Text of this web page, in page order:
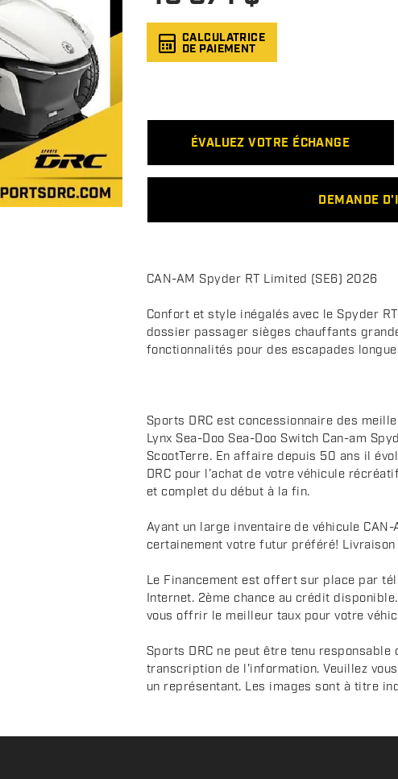
CALCULATRICE
DE PAIEMENT
ÉVALUEZ VOTRE ÉCHANGE
DEMANDE
D
s
c
r
t
i
o
n
CAN-AM Spyder RT Limited (SE6) 2026
Confort et style inégalés avec le Spyder
dossier passager sièges chauffants
fonctionnalités pour des escapades
Sports DRC est concessionnaire des
Lynx Sea-Doo Sea-Doo Switch Can-am
ScootTerre. En affaire depuis 50 ans il
DRC pour l’achat de votre véhicule
et complet du début à la fin.
Ayant un large inventaire de véhicule
certainement votre futur préféré!
Le Financement est offert sur place par
Internet. 2ème chance au crédit
vous offrir le meilleur taux pour votre
Sports DRC ne peut être tenu
transcription de l'information. Veuillez
un représentant. Les images sont à titre